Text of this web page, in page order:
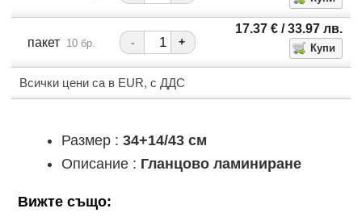
пакет 10 бр. - +
17.37 €/ 33.97 лв.
Всички цени са в EUR, с ДДС
Размер : 34+14/43 см
Описание : Гланцово ламиниране
Вижте също: